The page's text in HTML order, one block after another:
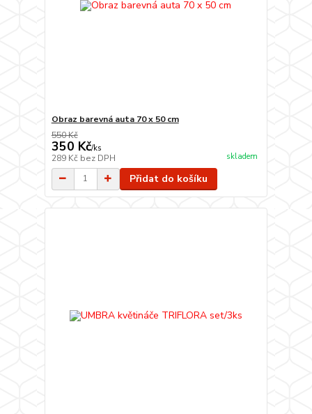
Obraz barevná auta 70 x 50 cm
550 Kč
350 Kč/ks
289 Kč bez DPH skladem
Přidat do košíku